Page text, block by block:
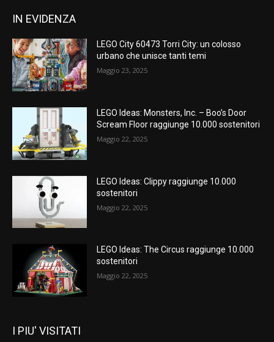
IN EVIDENZA
LEGO City 60473 Torri City: un colosso
urbano che unisce tanti temi
Maggio 23, 2025
LEGO Ideas: Monsters, Inc. – Boo’s Door
Scream Floor raggiunge 10.000 sostenitori
Maggio 22, 2025
LEGO Ideas: Clippy raggiunge 10.000
sostenitori
Maggio 22, 2025
LEGO Ideas: The Circus raggiunge 10.000
sostenitori
Maggio 22, 2025
I PIU' VISITATI